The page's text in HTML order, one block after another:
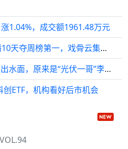
1.04%，成交额1961.48万元
优酷又出“王炸”了！开播10天夺周榜第一，戏骨云集引期待
首对ETF基金经理夫妻浮出水面，原来是“光伏一哥”李沐阳和翁欣，公募伉俪又增加了一对
ETF，机构看好后市机会